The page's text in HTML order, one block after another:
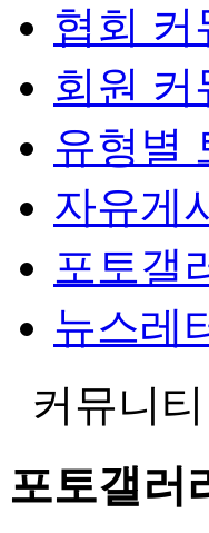
협회 커
회원 커
유형별
자유게
포토갤
뉴스레
커뮤니티
포토갤러